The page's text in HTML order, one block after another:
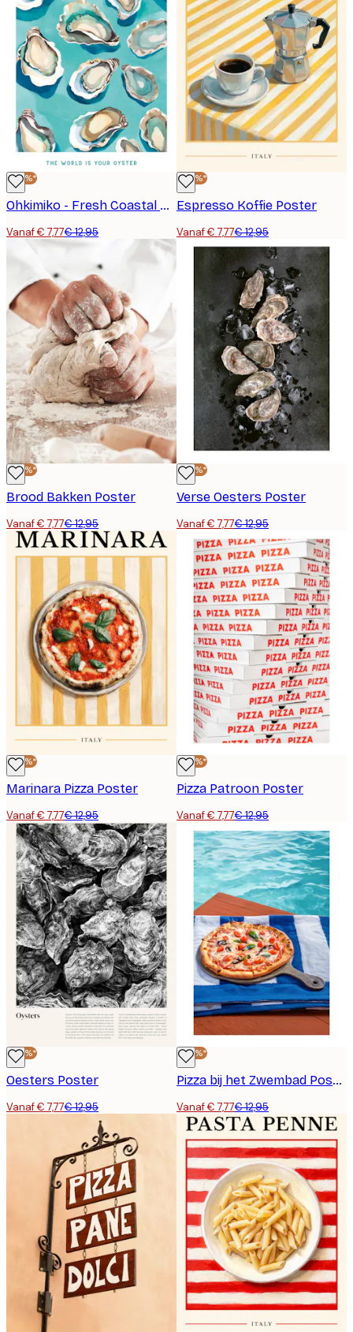
-40%*
Ohkimiko - Fresh Coastal Oysters Poster
Vanaf € 7,77€ 12,95
-40%*
Espresso Koffie Poster
Vanaf € 7,77€ 12,95
-40%*
Brood Bakken Poster
Vanaf € 7,77€ 12,95
-40%*
Verse Oesters Poster
Vanaf € 7,77€ 12,95
-40%*
Marinara Pizza Poster
Vanaf € 7,77€ 12,95
-40%*
Pizza Patroon Poster
Vanaf € 7,77€ 12,95
-40%*
Oesters Poster
Vanaf € 7,77€ 12,95
-40%*
Pizza bij het Zwembad Poster
Vanaf € 7,77€ 12,95